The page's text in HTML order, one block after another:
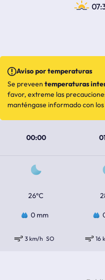
00:00
26ºC
0 mm
3 km/h SO 16
Aviso por temperaturas
Se preveen temperaturas
favor, extreme las
manténgase informado con los